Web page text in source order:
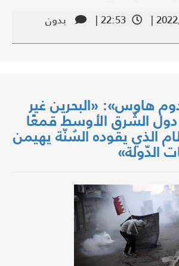
22:53 |
بدون
هاوس»: «البحرين غير
الشّرق الأوسط قمعًا
الذي يقوده السُنّة يهيمن